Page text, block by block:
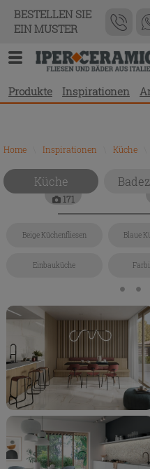
BESTELLEN SIE
EIN MUSTER
Produkte Inspirationen
Home Inspirationen Küche
Küche
171
Beige Küchenfliesen Blaue
Einbauküche